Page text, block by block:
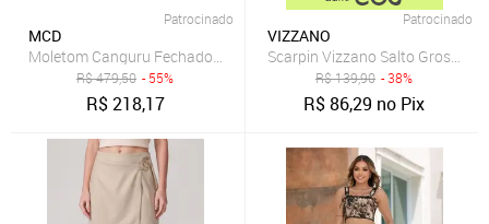
Patrocinado
MCD
Moletom Canguru Fechado Logo
R$479,50 - 55%
R$218,17
Patrocinado
VIZZANO
Scarpin Vizzano Salto Grosso
R$139,90 - 38%
R$86,29 no Pix